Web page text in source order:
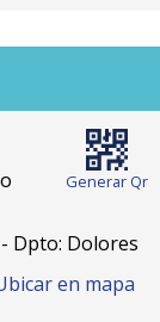
Generar Qr
- Dpto: Dolores
en mapa